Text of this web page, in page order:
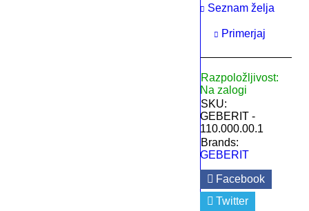
Seznam želja
Primerjaj
Razpoložljivost:
Na zalogi
SKU:
GEBERIT -
110.000.00.1
Brands:
GEBERIT
Facebook
Twitter